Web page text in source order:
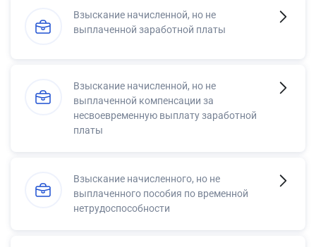
Взыскание начисленной, но не
выплаченной заработной платы
Взыскание начисленной, но не
выплаченной компенсации за
несвоевременную выплату заработной
платы
Взыскание начисленного, но не
выплаченного пособия по временной
нетрудоспособности